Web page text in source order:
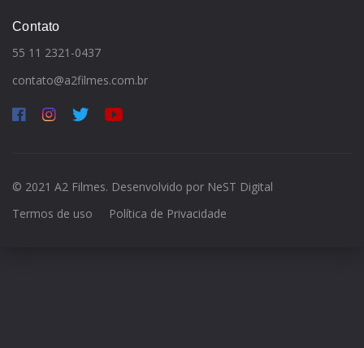
Contato
55 11 2321-0437
contato@a2filmes.com.br
© 2021 A2 Filmes. Desenvolvido por NeST Digital
Termos de uso
Política de Privacidade